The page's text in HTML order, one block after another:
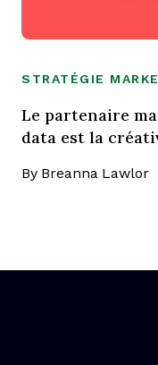
STRATÉGIE
Le partenaire
data est la
By Breanna Lawlor